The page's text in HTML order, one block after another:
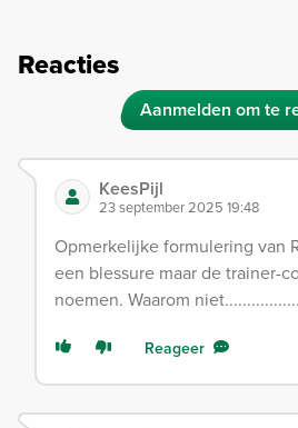
Reacties
Aanmelden om te
KeesPijl
23 september 2025 19:48
Opmerkelijke formulering van
een blessure maar de trainer-
noemen. Waarom
Reageer